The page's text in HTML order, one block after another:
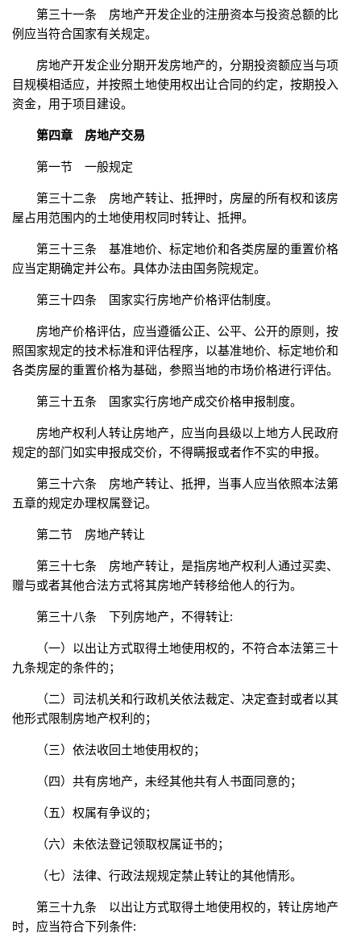
第三十一条 房地产开发企业的注册资本与投资总额的比
例应当符合国家有关规定。
房地产开发企业分期开发房地产的，分期投资额应当与项
目规模相适应，并按照土地使用权出让合同的约定，按期投入
资金，用于项目建设。
第四章 房地产交易
第一节 一般规定
第三十二条 房地产转让、抵押时，房屋的所有权和该房
屋占用范围内的土地使用权同时转让、抵押。
第三十三条 基准地价、标定地价和各类房屋的重置价格
应当定期确定并公布。具体办法由国务院规定。
第三十四条 国家实行房地产价格评估制度。
房地产价格评估，应当遵循公正、公平、公开的原则，按
照国家规定的技术标准和评估程序，以基准地价、标定地价和
各类房屋的重置价格为基础，参照当地的市场价格进行评估。
第三十五条 国家实行房地产成交价格申报制度。
房地产权利人转让房地产，应当向县级以上地方人民政府
规定的部门如实申报成交价，不得瞒报或者作不实的申报。
第三十六条 房地产转让、抵押，当事人应当依照本法第
五章的规定办理权属登记。
第二节 房地产转让
第三十七条 房地产转让，是指房地产权利人通过买卖、
赠与或者其他合法方式将其房地产转移给他人的行为。
第三十八条 下列房地产，不得转让:
（一）以出让方式取得土地使用权的，不符合本法第三十
九条规定的条件的；
（二）司法机关和行政机关依法裁定、决定查封或者以其
他形式限制房地产权利的；
（三）依法收回土地使用权的；
（四）共有房地产，未经其他共有人书面同意的；
（五）权属有争议的；
（六）未依法登记领取权属证书的；
（七）法律、行政法规规定禁止转让的其他情形。
第三十九条 以出让方式取得土地使用权的，转让房地产
时，应当符合下列条件: